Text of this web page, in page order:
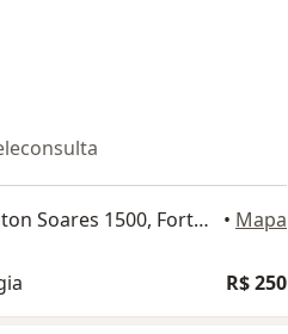
Avenida Washington Soares 1500, Fortaleza • Mapa
R$ 250